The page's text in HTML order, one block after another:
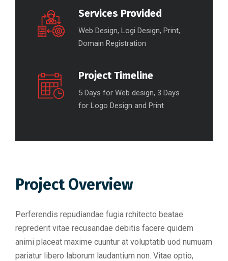
Services Provided
Web Design, Logi Design, Print,
Domain Registration
Project Timeline
5 Days for Web design, 3 Days
for Logo Design and Print
Project Overview
Perferendis repudiandae fugia rchitecto beatae
reprederit vitae recusandae debitis facere quidem
animi placeat maxime cuuntur at voluptatib uod numuam
pariatur libero laborum laudantium non. Vitae optio,